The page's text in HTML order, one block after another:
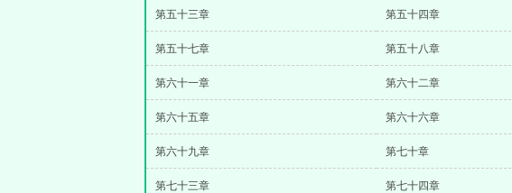
第五十三章 第五十四章
第五十七章 第五十八章
第六十一章 第六十二章
第六十五章 第六十六章
第六十九章 第七十章
第七十三章 第七十四章